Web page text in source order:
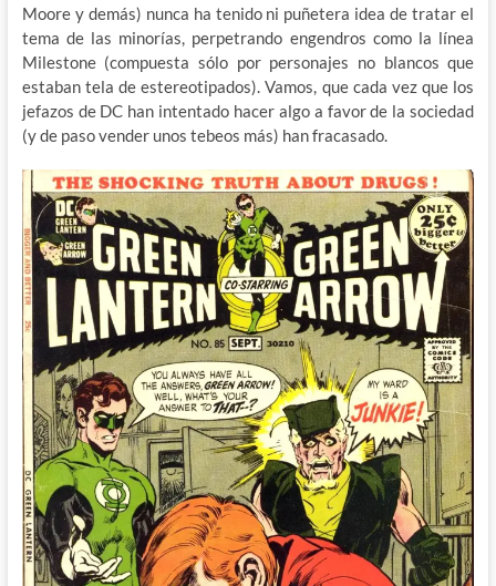
Moore y demás) nunca ha tenido ni puñetera idea de tratar el
tema de las minorías, perpetrando engendros como la línea
Milestone (compuesta sólo por personajes no blancos que
estaban tela de estereotipados). Vamos, que cada vez que los
jefazos de DC han intentado hacer algo a favor de la sociedad
(y de paso vender unos tebeos más) han fracasado.